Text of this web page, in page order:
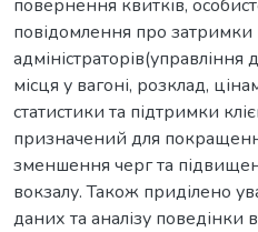
повернення квитків,
повідомлення про затримки
місця у вагоні, розклад,
статистики та підтримки
призначений для
зменшення черг та
вокзалу. Також приділено
даних та аналізу поведінки